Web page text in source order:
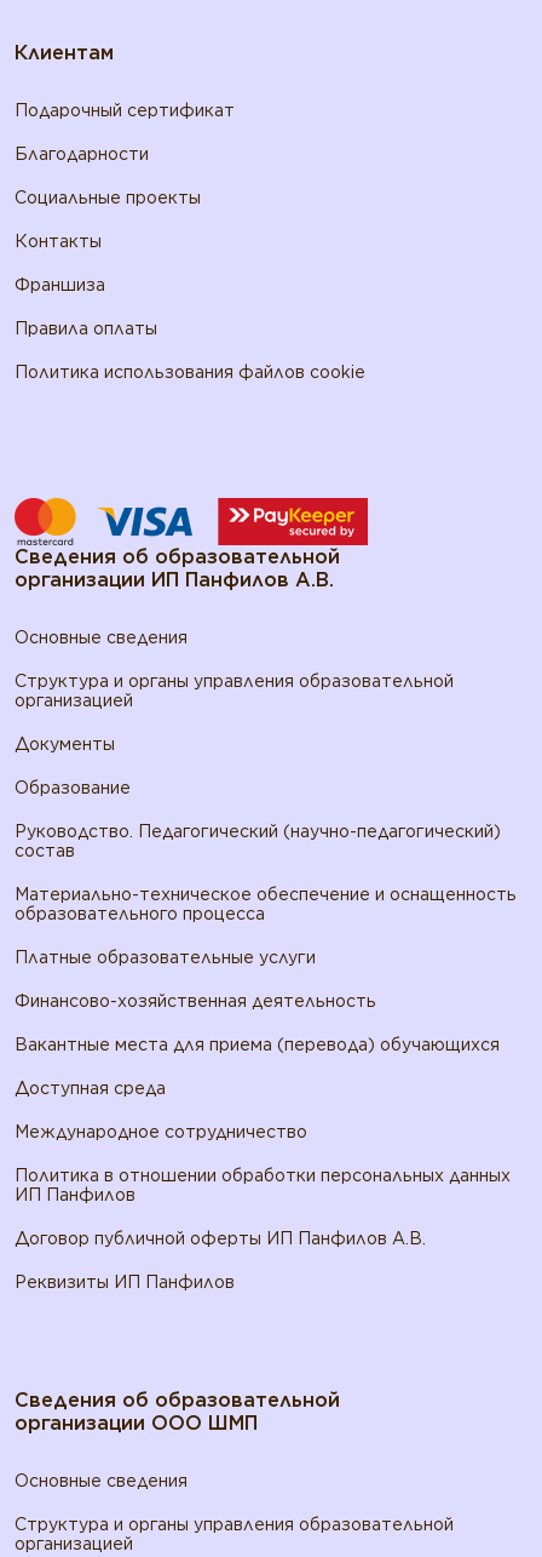
Клиентам
Подарочный сертификат
Благодарности
Социальные проекты
Контакты
Франшиза
Правила оплаты
Политика использования файлов cookie
Сведения об образовательной
организации ИП Панфилов А.В.
Основные сведения
Структура и органы управления образовательной
организацией
Документы
Образование
Руководство. Педагогический (научно-педагогический)
состав
Материально-техническое обеспечение и оснащенность
образовательного процесса
Платные образовательные услуги
Финансово-хозяйственная деятельность
Вакантные места для приема (перевода) обучающихся
Доступная среда
Международное сотрудничество
Политика в отношении обработки персональных данных
ИП Панфилов
Договор публичной оферты ИП Панфилов А.В.
Реквизиты ИП Панфилов
Сведения об образовательной
организации ООО ШМП
Основные сведения
Структура и органы управления образовательной
организацией